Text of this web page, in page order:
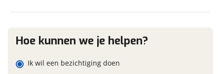
Boiler
Koelkast Inhoud 140 lt
JPG, PNG (max 10 foto's)
Jouw contactgegevens
Hoe kunnen we je helpen?
Ik wil een bezichtiging doen